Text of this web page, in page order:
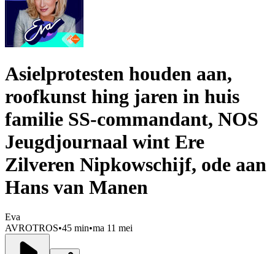
Asielprotesten houden aan,
roofkunst hing jaren in huis
familie SS-commandant, NOS
Jeugdjournaal wint Ere
Zilveren Nipkowschijf, ode aan
Hans van Manen
Eva
AVROTROS•45 min•ma 11 mei